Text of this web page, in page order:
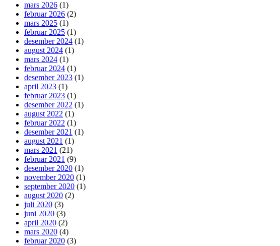
mars 2026 (1)
februar 2026 (2)
mars 2025 (1)
februar 2025 (1)
desember 2024 (1)
august 2024 (1)
mars 2024 (1)
februar 2024 (1)
desember 2023 (1)
april 2023 (1)
februar 2023 (1)
desember 2022 (1)
august 2022 (1)
februar 2022 (1)
desember 2021 (1)
august 2021 (1)
mars 2021 (21)
februar 2021 (9)
desember 2020 (1)
november 2020 (1)
september 2020 (1)
august 2020 (2)
juli 2020 (3)
juni 2020 (3)
april 2020 (2)
mars 2020 (4)
februar 2020 (3)